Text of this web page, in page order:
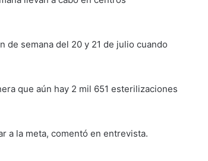
semana del 20 y 21 de julio cuando
que aún hay 2 mil 651 esterilizaciones
a la meta, comentó en entrevista.